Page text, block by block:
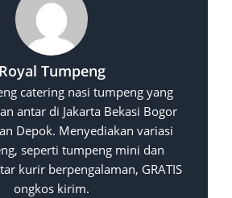
Royal Tumpeng
catering nasi tumpeng yang
antar di Jakarta Bekasi Bogor
Depok. Menyediakan variasi
seperti tumpeng mini dan
kurir berpengalaman, GRATIS
ongkos kirim.